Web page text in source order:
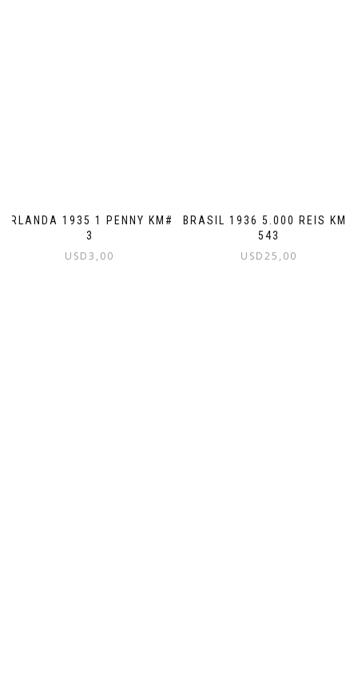
IRLANDA 1935 1 PENNY KM#
3
USD3,00
BRASIL 1936 5.000 REIS KM#
543
USD25,00